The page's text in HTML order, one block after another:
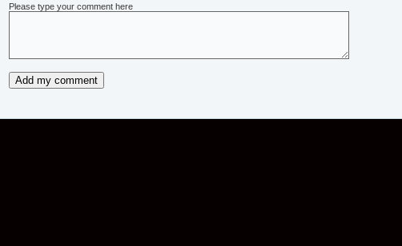
Please type your comment here